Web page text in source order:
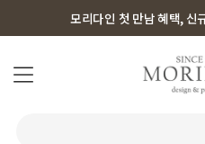
모리다인 첫 만남 혜택, 신